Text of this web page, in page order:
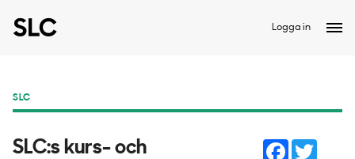
Logga in
SLC
SLC:s kurs- och
Facebook